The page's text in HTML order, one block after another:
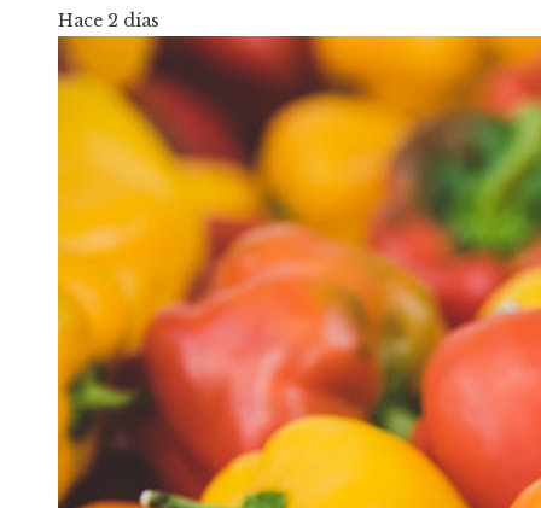
Hace 2 días